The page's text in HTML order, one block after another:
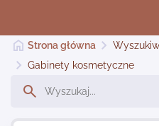
Strona główna
Gabinety kosmetyczne